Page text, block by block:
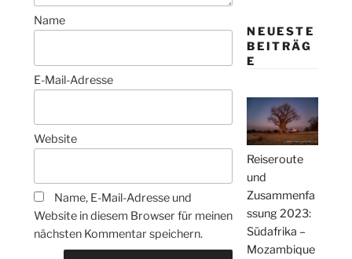
Name
E-Mail-Adresse
Website
Name, E-Mail-Adresse und
Website in diesem Browser für meinen
nächsten Kommentar speichern.
NEUESTE
BEITRÄG
E
Reiseroute
und
Zusammenfa
ssung 2023:
Südafrika –
Mozambique